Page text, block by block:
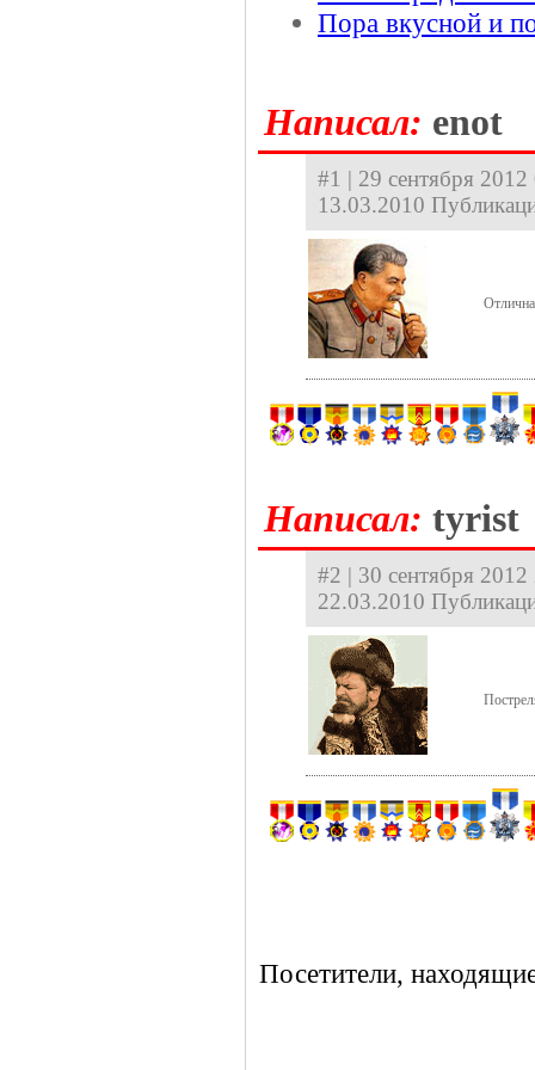
Пора вкусной и
Hаписал: enot
#1 | 29 сентября
13.03.2010
Hаписал: tyrist
#2 | 30 сентября
22.03.2010
Посетители,